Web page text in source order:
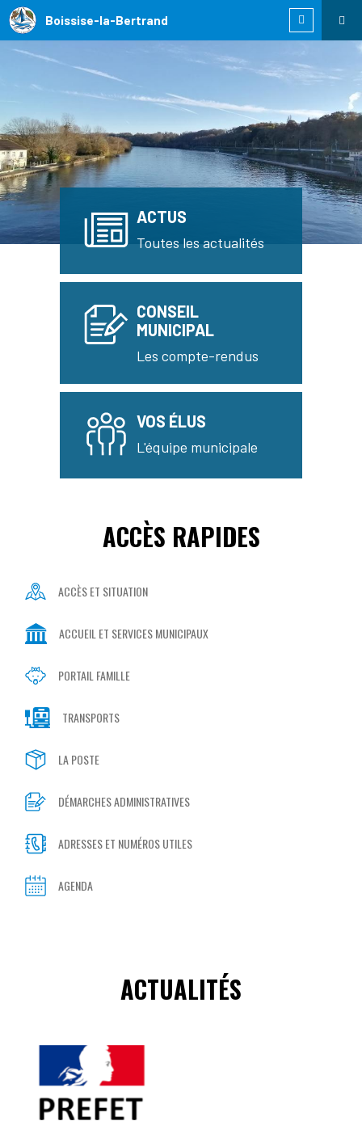
Boissise-la-Bertrand
ACTUS
Toutes les actualités
CONSEIL
MUNICIPAL
Les compte-rendus
VOS ÉLUS
L'équipe municipale
ACCÈS RAPIDES
ACCÈS ET SITUATION
ACCUEIL ET SERVICES MUNICIPAUX
PORTAIL FAMILLE
TRANSPORTS
LA POSTE
DÉMARCHES ADMINISTRATIVES
ADRESSES ET NUMÉROS UTILES
AGENDA
ACTUALITÉS